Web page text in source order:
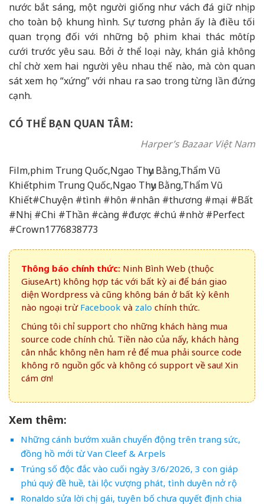
nước bắt sáng, một người giống như vách đá giữ nhịp
cho toàn bộ khung hình. Sự tương phản ấy là điều tối
quan trọng đối với những bộ phim khai thác môtíp
cưới trước yêu sau. Bởi ở thể loại này, khán giả không
chỉ chờ xem hai người yêu nhau thế nào, mà còn quan
sát xem họ “xứng” với nhau ra sao trong từng lần đứng
cạnh.
CÓ THỂ BẠN QUAN TÂM:
Harper’s Bazaar Việt Nam
Film,phim Trung Quốc,Ngao Thụy Bằng,Thẩm Vũ
Khiếtphim Trung Quốc,Ngao Thụy Bằng,Thẩm Vũ
Khiết#Chuyện #tình #hôn #nhân #thương #mại #Bất
#Nhị #Chi #Thần #càng #được #chú #nhờ #Perfect
#Crown1776838773
Thông báo chính thức: Ninh Bình Web (thuộc
GiuseArt) không hợp tác với bất kỳ ai để bán giao
diện Wordpress và cũng không bán ở bất kỳ kênh
nào ngoại trừ Facebook và zalo chính thức.
Chúng tôi chỉ support cho những khách hàng mua
source code chính chủ. Tiền nào của nấy, khách hàng
cân nhắc không nên ham rẻ để mua phải source code
không rõ nguồn gốc và không có support về sau! Xin
cám ơn!
Xem thêm:
Những cánh bướm xuân chuyển động trên trang sức,
đồng hồ mới từ Van Cleef & Arpels
Trúng số độc đắc vào cuối ngày 3/6/2026, 3 con giáp
phú quý đề huề, tài lộc vượng phát, tình duyên nở rộ
Ronaldo sửa lời chị gái, tuyên bố chưa quyết định chia